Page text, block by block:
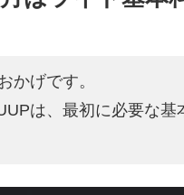
かげです。
は、最初に必要な